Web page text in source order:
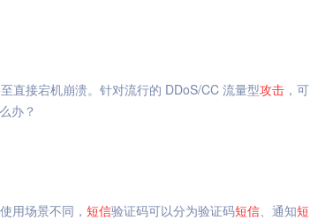
直接宕机崩溃。针对流行的 DDoS/CC 流量型攻击 ，可
办？
用场景不同， 短信验证码可以分为验证码短信、通知短